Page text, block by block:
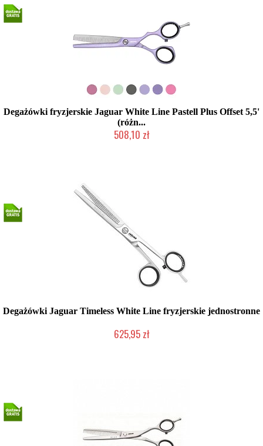
Degażówki fryzjerskie Jaguar White Line Pastell Plus Offset 5,5'
(różn...
508,10 zł
Degażówki Jaguar Timeless White Line fryzjerskie jednostronne
625,95 zł